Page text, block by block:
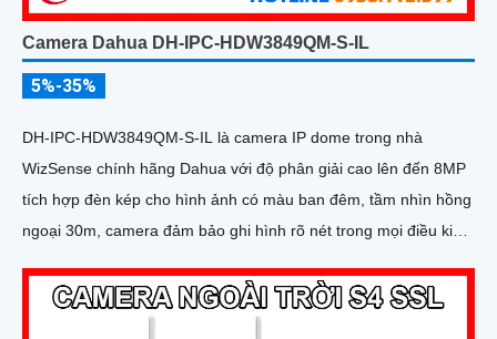
Camera Dahua DH-IPC-HDW3849QM-S-IL
5%-35%
DH-IPC-HDW3849QM-S-IL là camera IP dome trong nhà
WizSense chính hãng Dahua với độ phân giải cao lên đến 8MP
tích hợp đèn kép cho hình ảnh có màu ban đêm, tầm nhìn hồng
ngoại 30m, camera đảm bảo ghi hình rõ nét trong mọi điều kiện
âm, chuẩn POE và khả năng nhận diện chính xác người và
phương tiện giám sát an ninh tốt